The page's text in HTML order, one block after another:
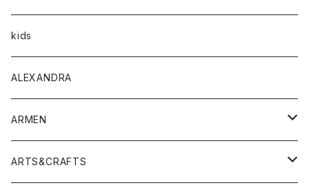
トップス
Tシャツ
シャツ
ボトムス
アウター
トップス
Tシャツ・カットソー
シャツ・ブラウス
ボトムス
パンツ
ワンピース・オールインワン
kids
ALEXANDRA
ARMEN
アウター
ARTS&CRAFTS